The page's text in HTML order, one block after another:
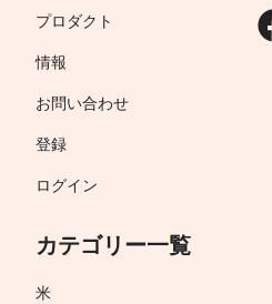
プロダクト
情報
お問い合わせ
登録
ログイン
カテゴリー一覧
米